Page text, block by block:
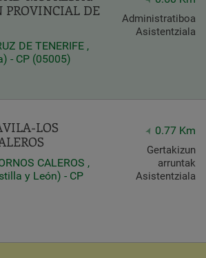
PROVINCIAL DE
DE TENERIFE ,
- CP (05005)
Administratiboa
Asistentziala
LOS
CALEROS ,
y León) - CP
0.77 Km
Gertakizun
arruntak
Asistentziala